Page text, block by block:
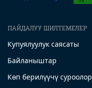
ПАЙДАЛУУ ШИЛТЕМЕЛЕР
Купуялуулук саясаты
Байланыштар
Көп берилүүчү суроолор